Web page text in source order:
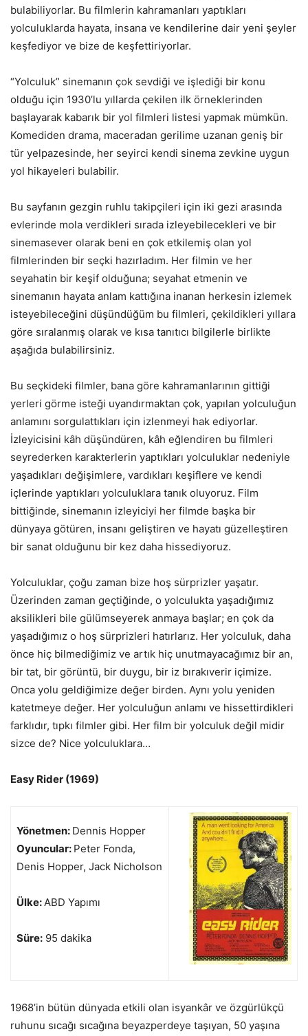
bulabiliyorlar. Bu filmlerin kahramanları yaptıkları
yolculuklarda hayata, insana ve kendilerine dair yeni şeyler
keşfediyor ve bize de keşfettiriyorlar.
“Yolculuk” sinemanın çok sevdiği ve işlediği bir konu
olduğu için 1930’lu yıllarda çekilen ilk örneklerinden
başlayarak kabarık bir yol filmleri listesi yapmak mümkün.
Komediden drama, maceradan gerilime uzanan geniş bir
tür yelpazesinde, her seyirci kendi sinema zevkine uygun
yol hikayeleri bulabilir.
Bu sayfanın gezgin ruhlu takipçileri için iki gezi arasında
evlerinde mola verdikleri sırada izleyebilecekleri ve bir
sinemasever olarak beni en çok etkilemiş olan yol
filmlerinden bir seçki hazırladım. Her filmin ve her
seyahatin bir keşif olduğuna; seyahat etmenin ve
sinemanın hayata anlam kattığına inanan herkesin izlemek
isteyebileceğini düşündüğüm bu filmleri, çekildikleri yıllara
göre sıralanmış olarak ve kısa tanıtıcı bilgilerle birlikte
aşağıda bulabilirsiniz.
Bu seçkideki filmler, bana göre kahramanlarının gittiği
yerleri görme isteği uyandırmaktan çok, yapılan yolculuğun
anlamını sorgulattıkları için izlenmeyi hak ediyorlar.
İzleyicisini kâh düşündüren, kâh eğlendiren bu filmleri
seyrederken karakterlerin yaptıkları yolculuklar nedeniyle
yaşadıkları değişimlere, vardıkları keşiflere ve kendi
içlerinde yaptıkları yolculuklara tanık oluyoruz. Film
bittiğinde, sinemanın izleyiciyi her filmde başka bir
dünyaya götüren, insanı geliştiren ve hayatı güzelleştiren
bir sanat olduğunu bir kez daha hissediyoruz.
Yolculuklar, çoğu zaman bize hoş sürprizler yaşatır.
Üzerinden zaman geçtiğinde, o yolculukta yaşadığımız
aksilikleri bile gülümseyerek anmaya başlar; en çok da
yaşadığımız o hoş sürprizleri hatırlarız. Her yolculuk, daha
önce hiç bilmediğimiz ve artık hiç unutmayacağımız bir an,
bir tat, bir görüntü, bir duygu, bir iz bırakıverir içimize.
Onca yolu geldiğimize değer birden. Aynı yolu yeniden
katetmeye değer. Her yolculuğun anlamı ve hissettirdikleri
farklıdır, tıpkı filmler gibi. Her film bir yolculuk değil midir
sizce de? Nice yolculuklara…
Easy Rider (1969)
Yönetmen: Dennis Hopper
Oyuncular: Peter Fonda,
Denis Hopper, Jack Nicholson
Ülke:ABD Yapımı
Süre: 95 dakika
1968’in bütün dünyada etkili olan isyankâr ve özgürlükçü
ruhunu sıcağı sıcağına beyazperdeye taşıyan, 50 yaşına